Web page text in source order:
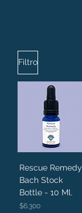
Filtro
Rescue Remedy
Bach Stock
Bottle - 10 Ml.
Precio
$6.300